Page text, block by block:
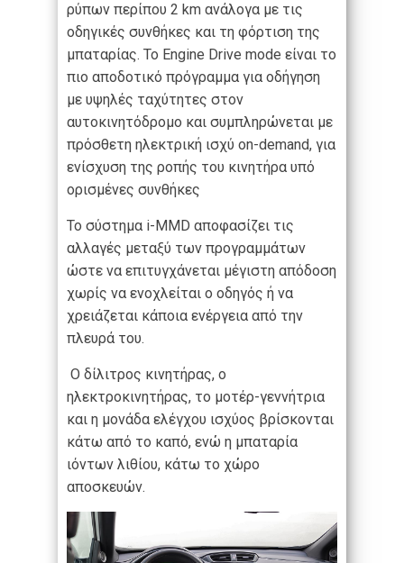
ρύπων περίπου 2 km ανάλογα με τις
οδηγικές συνθήκες και τη φόρτιση της
μπαταρίας. Το Engine Drive mode είναι το
πιο αποδοτικό πρόγραμμα για οδήγηση
με υψηλές ταχύτητες στον
αυτοκινητόδρομο και συμπληρώνεται με
πρόσθετη ηλεκτρική ισχύ on-demand, για
ενίσχυση της ροπής του κινητήρα υπό
ορισμένες συνθήκες
Το σύστημα i-MMD αποφασίζει τις
αλλαγές μεταξύ των προγραμμάτων
ώστε να επιτυγχάνεται μέγιστη απόδοση
χωρίς να ενοχλείται ο οδηγός ή να
χρειάζεται κάποια ενέργεια από την
πλευρά του.
Ο δίλιτρος κινητήρας, ο
ηλεκτροκινητήρας, το μοτέρ-γεννήτρια
και η μονάδα ελέγχου ισχύος βρίσκονται
κάτω από το καπό, ενώ η μπαταρία
ιόντων λιθίου, κάτω το χώρο
αποσκευών.